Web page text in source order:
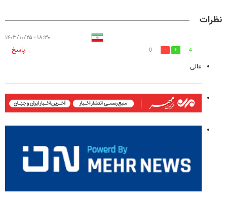
نظرات
۱۸:۳۰ - ۱۴۰۳/۱۰/۲۵
4
0
پاسخ
عالی